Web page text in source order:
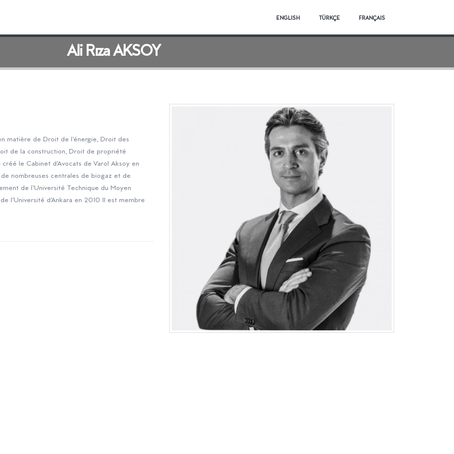
ENGLISH TÜRKÇE FRANÇAIS
Ali Rıza AKSOY
matière de Droit de l’énergie, Droit des
de la construction, Droit de propriété
le Cabinet d’Avocats de Varol Aksoy en
nombreuses centrales de biogaz et de
de l’Université Technique du Moyen
l’Université d’Ankara en 2010 Il est membre